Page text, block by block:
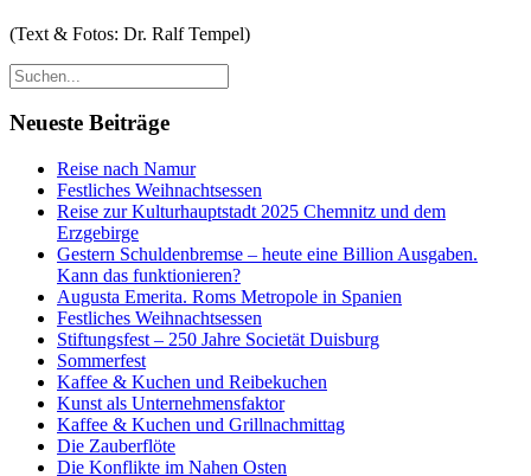
(Text & Fotos: Dr. Ralf Tempel)
Neueste Beiträge
Reise nach Namur
Festliches Weihnachtsessen
Reise zur Kulturhauptstadt 2025 Chemnitz und dem
Erzgebirge
Gestern Schuldenbremse – heute eine Billion Ausgaben.
Kann das funktionieren?
Augusta Emerita. Roms Metropole in Spanien
Festliches Weihnachtsessen
Stiftungsfest – 250 Jahre Societät Duisburg
Sommerfest
Kaffee & Kuchen und Reibekuchen
Kunst als Unternehmensfaktor
Kaffee & Kuchen und Grillnachmittag
Die Zauberflöte
Die Konflikte im Nahen Osten